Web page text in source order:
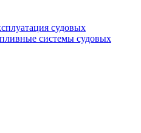
судовых
системы судовых